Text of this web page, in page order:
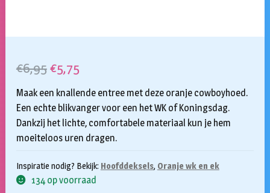
€6,95Oorspronkelijke
prijs
was:
€6,95.
€5,75Huidige
prijs
is:
€5,75.
Maak een knallende entree met deze oranje cowboyhoed.
Een echte blikvanger voor een het WK of Koningsdag.
Dankzij het lichte, comfortabele materiaal kun je hem
moeiteloos uren dragen.
Inspiratie nodig? Bekijk: Hoofddeksels, Oranje wk en ek
134 op voorraad